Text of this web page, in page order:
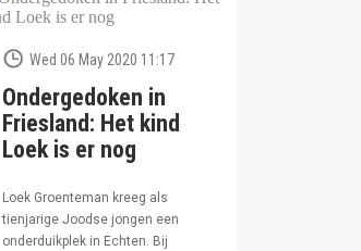
Wed 06 May 2020 11:17
Ondergedoken in
Friesland: Het kind
Loek is er nog
Loek Groenteman kreeg als
tienjarige Joodse jongen een
onderduikplek in Echten. Bij